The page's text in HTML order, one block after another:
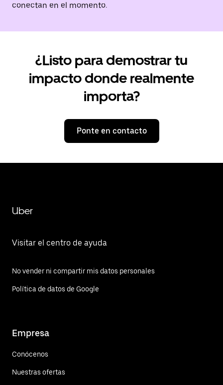
conectan en el momento.
¿Listo para demostrar tu
impacto donde realmente
importa?
Ponte en contacto
Uber
Visitar el centro de ayuda
No vender ni compartir mis datos personales
Política de datos de Google
Empresa
Conócenos
Nuestras ofertas